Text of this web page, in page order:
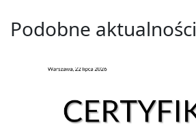
Podobne aktualności